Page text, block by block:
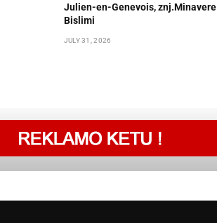
Julien-en-Genevois, znj.Minavere
Bislimi
JULY 31, 2026